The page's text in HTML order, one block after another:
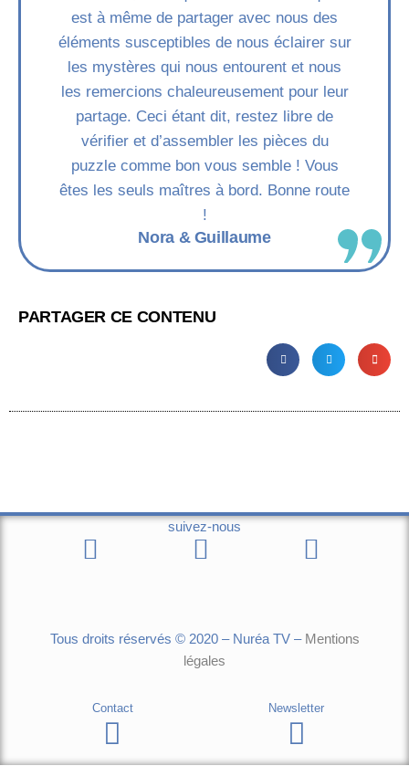
est à même de partager avec nous des
éléments susceptibles de nous éclairer sur
les mystères qui nous entourent et nous
les remercions chaleureusement pour leur
partage. Ceci étant dit, restez libre de
vérifier et d’assembler les pièces du
puzzle comme bon vous semble ! Vous
êtes les seuls maîtres à bord. Bonne route
!
Nora & Guillaume
PARTAGER CE CONTENU
suivez-nous
Tous droits réservés © 2020 – Nuréa TV – Mentions
légales
Contact Newsletter